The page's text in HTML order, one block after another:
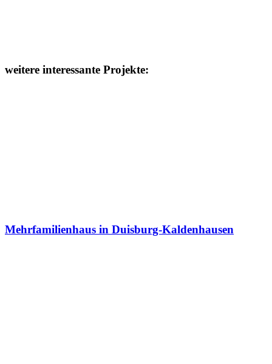
weitere interessante Projekte:
Mehrfamilienhaus in Duisburg-Kaldenhausen